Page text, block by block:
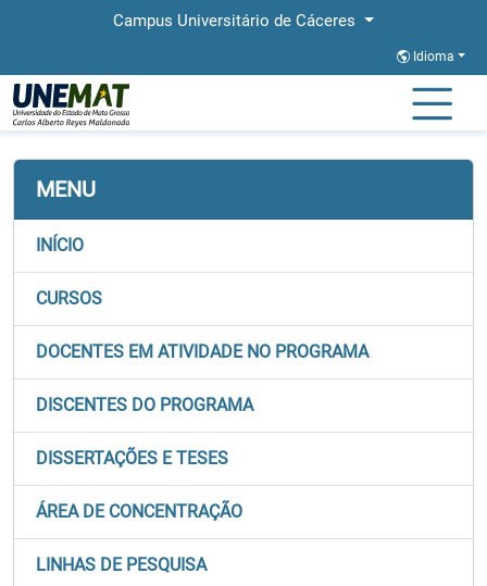
Campus Universitário de Cáceres
Idioma
Página Inicial
MENU
INÍCIO
CURSOS
DOCENTES EM ATIVIDADE NO PROGRAMA
DISCENTES DO PROGRAMA
DISSERTAÇÕES E TESES
ÁREA DE CONCENTRAÇÃO
LINHAS DE PESQUISA